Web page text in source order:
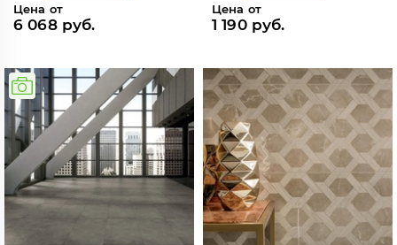
Цена от
6 068 руб.
Цена от
1 190 руб.